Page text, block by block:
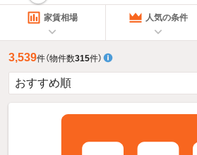
指定した賃料で絞り
家賃相場 人気の条件
3,539件（物件数315件）